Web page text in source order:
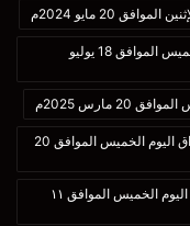
20 مايو 2024م
أسعار الذهب والفضة في الأسواق المصرية اليوم الخميس الموافق 18 يوليو
مارس 2025م
أسعار اللحوم والأسماك والدواجن والبيض فى الأسواق اليوم الخميس الموافق 20
أسعار صرف الدولار الأمريكي مقابل الجنيه المصري اليوم الخميس الموافق ١١